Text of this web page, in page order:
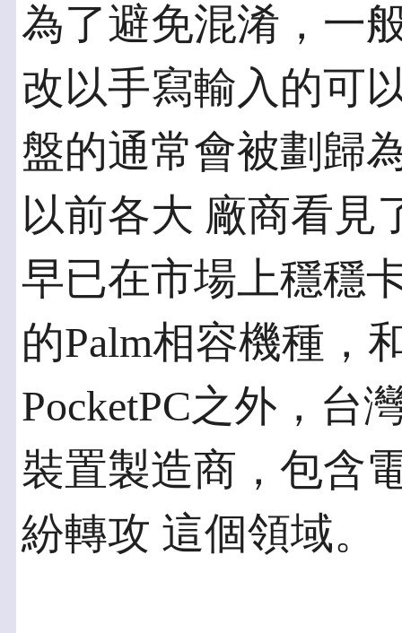
為了避免混淆，一
改以手寫輸入的可
盤的通常會被劃歸
以前各大 廠商看見
早已在市場上穩穩
的Palm相容機種，
PocketPC之外，台
裝置製造商，包含
紛轉攻 這個領域。